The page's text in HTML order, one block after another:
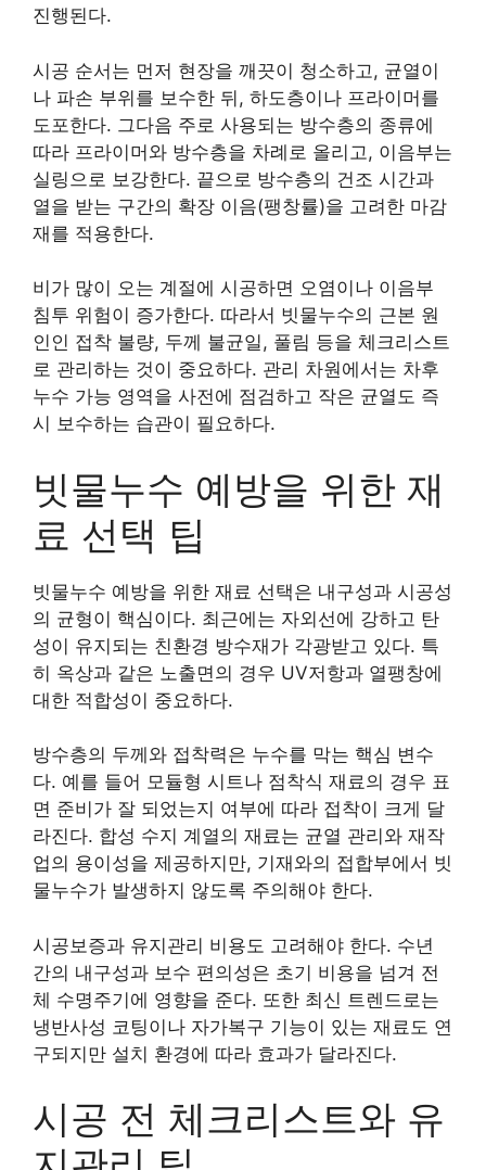
진행된다.
시공 순서는 먼저 현장을 깨끗이 청소하고, 균열이
나 파손 부위를 보수한 뒤, 하도층이나 프라이머를
도포한다. 그다음 주로 사용되는 방수층의 종류에
따라 프라이머와 방수층을 차례로 올리고, 이음부는
실링으로 보강한다. 끝으로 방수층의 건조 시간과
열을 받는 구간의 확장 이음(팽창률)을 고려한 마감
재를 적용한다.
비가 많이 오는 계절에 시공하면 오염이나 이음부
침투 위험이 증가한다. 따라서 빗물누수의 근본 원
인인 접착 불량, 두께 불균일, 풀림 등을 체크리스트
로 관리하는 것이 중요하다. 관리 차원에서는 차후
누수 가능 영역을 사전에 점검하고 작은 균열도 즉
시 보수하는 습관이 필요하다.
빗물누수 예방을 위한 재
료 선택 팁
빗물누수 예방을 위한 재료 선택은 내구성과 시공성
의 균형이 핵심이다. 최근에는 자외선에 강하고 탄
성이 유지되는 친환경 방수재가 각광받고 있다. 특
히 옥상과 같은 노출면의 경우 UV저항과 열팽창에
대한 적합성이 중요하다.
방수층의 두께와 접착력은 누수를 막는 핵심 변수
다. 예를 들어 모듈형 시트나 점착식 재료의 경우 표
면 준비가 잘 되었는지 여부에 따라 접착이 크게 달
라진다. 합성 수지 계열의 재료는 균열 관리와 재작
업의 용이성을 제공하지만, 기재와의 접합부에서 빗
물누수가 발생하지 않도록 주의해야 한다.
시공보증과 유지관리 비용도 고려해야 한다. 수년
간의 내구성과 보수 편의성은 초기 비용을 넘겨 전
체 수명주기에 영향을 준다. 또한 최신 트렌드로는
냉반사성 코팅이나 자가복구 기능이 있는 재료도 연
구되지만 설치 환경에 따라 효과가 달라진다.
시공 전 체크리스트와 유